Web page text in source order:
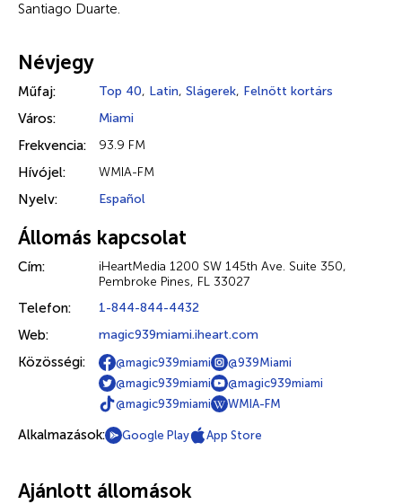
Santiago Duarte.
Névjegy
Műfaj: Top 40, Latin, Slágerek, Felnőtt kortárs
Város: Miami
Frekvencia: 93.9 FM
Hívójel: WMIA-FM
Nyelv: Español
Állomás kapcsolat
Cím:
iHeartMedia 1200 SW 145th Ave. Suite 350,
Pembroke Pines, FL 33027
Telefon: 1-844-844-4432
Web: magic939miami.iheart.com
Közösségi: @magic939miami
@939Miami
@magic939miami
@magic939miami
@magic939miami
WMIA-FM
Alkalmazások: Google Play App Store
Ajánlott állomások